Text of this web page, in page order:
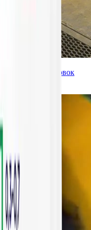
установок